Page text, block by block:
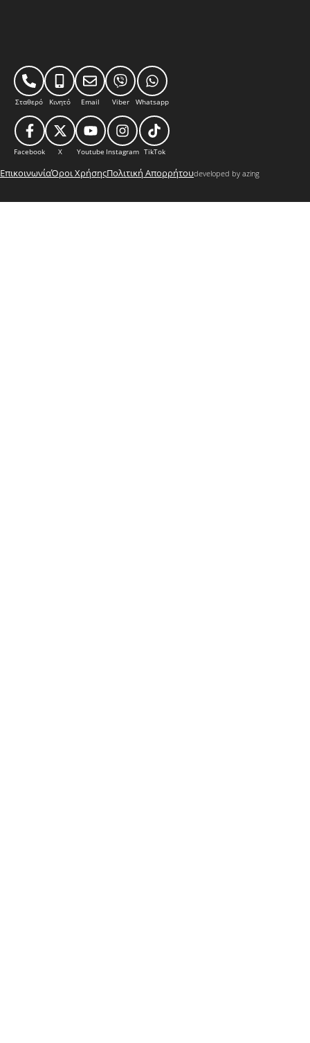
Σταθερό Κινητό Email Viber Whatsapp
Facebook X Youtube Instagram TikTok
ΕπικοινωνίαΌροι ΧρήσηςΠολιτική Απορρήτουdeveloped by azing